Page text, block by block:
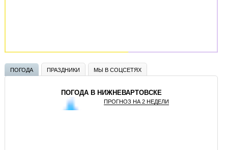
ПОГОДА ПРАЗДНИКИ МЫ В СОЦСЕТЯХ
ПОГОДА В НИЖНЕВАРТОВСКЕ
ПРОГНОЗ НА 2 НЕДЕЛИ